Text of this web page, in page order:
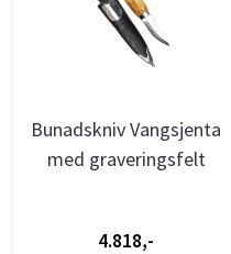
Bunadskniv Vangsjenta
med graveringsfelt
4.818,-